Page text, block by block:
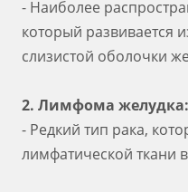
- Наиболее
который развивается
слизистой оболочки
2. Лимфома желудка:
- Редкий тип рака,
лимфатической ткани